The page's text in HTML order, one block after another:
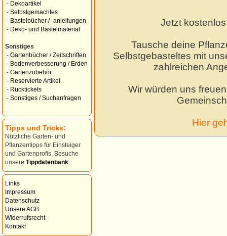
- Dekoartikel
- Selbstgemachtes
- Bastelbücher / -anleitungen
- Deko- und Bastelmaterial
Sonstiges
- Gartenbücher / Zeitschriften
- Bodenverbesserung / Erden
- Gartenzubehör
- Reservierte Artikel
- Rücktickets
- Sonstiges / Suchanfragen
Tipps und Tricks:
Nützliche Garten- und
Pflanzentipps für Einsteiger
und Gartenprofis. Besuche
unsere Tippdatenbank
Links
Impressum
Datenschutz
Unsere AGB
Widerrufsrecht
Kontakt
Jetzt
Tausche deine
Selbstgebasteltes mit
zahlreichen
Wir würden uns
Hier